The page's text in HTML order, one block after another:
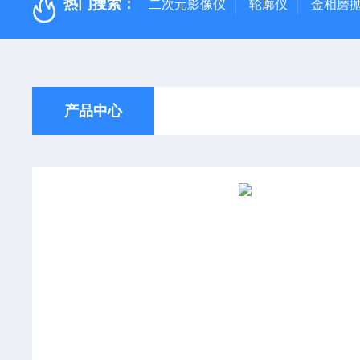
热门搜索： 二次元影像仪 轮廓仪 金相磨
产品中心